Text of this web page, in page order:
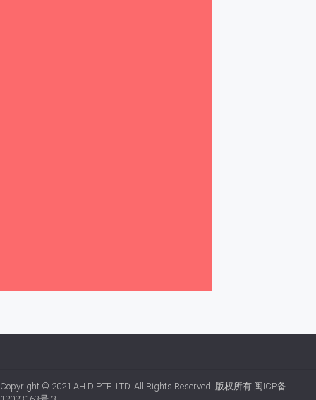
Copyright © 2021 AH.D PTE. LTD. All Rights Reserved. 版权所有 闽ICP备